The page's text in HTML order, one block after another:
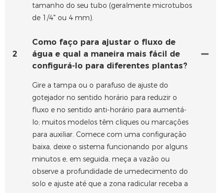
tamanho do seu tubo (geralmente microtubos
de 1/4" ou 4 mm).
2
Como faço para ajustar o fluxo de
água e qual a maneira mais fácil de
configurá-lo para diferentes plantas?
Gire a tampa ou o parafuso de ajuste do
gotejador no sentido horário para reduzir o
fluxo e no sentido anti-horário para aumentá-
lo; muitos modelos têm cliques ou marcações
para auxiliar. Comece com uma configuração
baixa, deixe o sistema funcionando por alguns
minutos e, em seguida, meça a vazão ou
observe a profundidade de umedecimento do
solo e ajuste até que a zona radicular receba a